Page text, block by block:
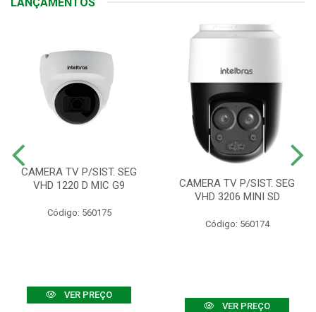
CAMERA TV P/SIST. SEG
VHD 1220 D MIC G9
Código: 560175
VER PREÇO
CAMERA TV P/SIST. SEG
VHD 3206 MINI SD
Código: 560174
VER PREÇO